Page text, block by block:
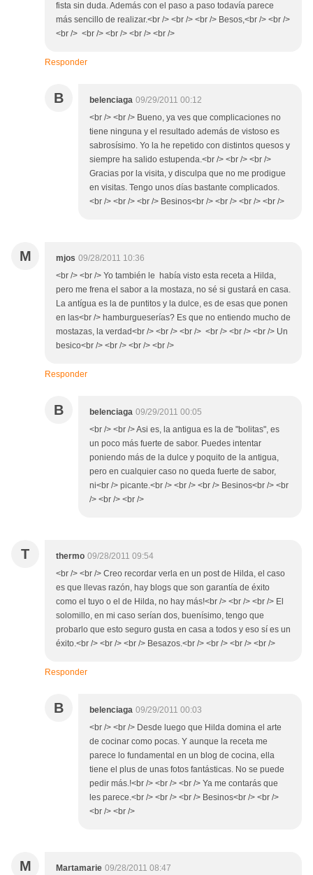
fista sin duda. Además con el paso a paso todavía parece
más sencillo de realizar.<br /> <br /> <br /> Besos,<br /> <br />
<br /> <br /> <br /> <br /> <br />
Responder
B belenciaga 09/29/2011 00:12
<br /> <br /> Bueno, ya ves que complicaciones no
tiene ninguna y el resultado además de vistoso es
sabrosísimo. Yo la he repetido con distintos quesos y
siempre ha salido estupenda.<br /> <br /> <br />
Gracias por la visita, y disculpa que no me prodigue
en visitas. Tengo unos días bastante complicados.
<br /> <br /> <br /> Besinos<br /> <br /> <br /> <br />
M mjos 09/28/2011 10:36
<br /> <br /> Yo también le había visto esta receta a Hilda,
pero me frena el sabor a la mostaza, no sé si gustará en casa.
La antígua es la de puntitos y la dulce, es de esas que ponen
en las<br /> hamburgueserías? Es que no entiendo mucho de
mostazas, la verdad<br /> <br /> <br /> <br /> <br /> <br /> Un
besico<br /> <br /> <br /> <br />
Responder
B belenciaga 09/29/2011 00:05
<br /> <br /> Asi es, la antigua es la de "bolitas", es
un poco más fuerte de sabor. Puedes intentar
poniendo más de la dulce y poquito de la antigua,
pero en cualquier caso no queda fuerte de sabor,
ni<br /> picante.<br /> <br /> <br /> Besinos<br /> <br
/> <br /> <br />
T thermo 09/28/2011 09:54
<br /> <br /> Creo recordar verla en un post de Hilda, el caso
es que llevas razón, hay blogs que son garantía de éxito
como el tuyo o el de Hilda, no hay más!<br /> <br /> <br /> El
solomillo, en mi caso serían dos, buenísimo, tengo que
probarlo que esto seguro gusta en casa a todos y eso sí es un
éxito.<br /> <br /> <br /> Besazos.<br /> <br /> <br /> <br />
Responder
B belenciaga 09/29/2011 00:03
<br /> <br /> Desde luego que Hilda domina el arte
de cocinar como pocas. Y aunque la receta me
parece lo fundamental en un blog de cocina, ella
tiene el plus de unas fotos fantásticas. No se puede
pedir más.!<br /> <br /> <br /> Ya me contarás que
les parece.<br /> <br /> <br /> Besinos<br /> <br />
<br /> <br />
M Martamarie 09/28/2011 08:47